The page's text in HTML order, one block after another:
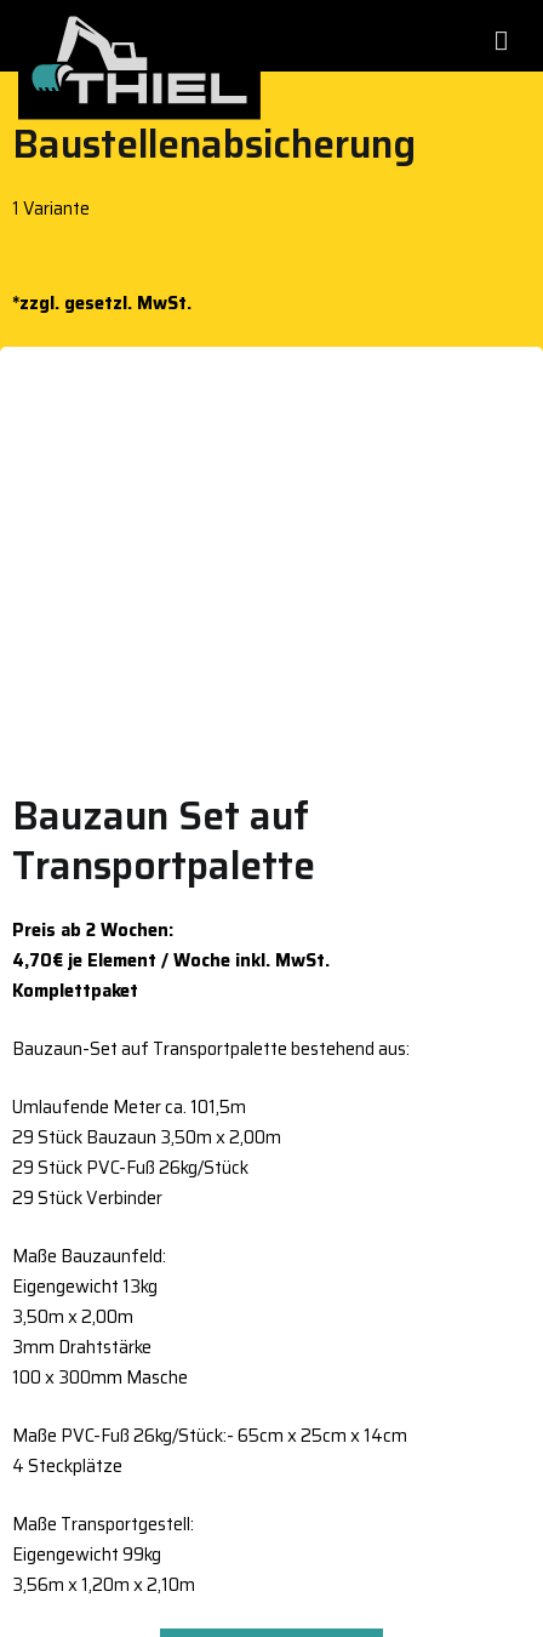
springen
THIEL Baumaschinen
Baumaschinen- und
Baustellenabsicherung
1 Variante
*zzgl. gesetzl. MwSt.
Bauzaun Set auf
Transportpalette
Preis ab 2 Wochen:
4,70€ je Element / Woche inkl. MwSt.
Komplettpaket
Bauzaun-Set auf Transportpalette bestehend aus:
Umlaufende Meter ca. 101,5m
29 Stück Bauzaun 3,50m x 2,00m
29 Stück PVC-Fuß 26kg/Stück
29 Stück Verbinder
Maße Bauzaunfeld:
Eigengewicht 13kg
3,50m x 2,00m
3mm Drahtstärke
100 x 300mm Masche
Maße PVC-Fuß 26kg/Stück:- 65cm x 25cm x 14cm
4 Steckplätze
Maße Transportgestell:
Eigengewicht 99kg
3,56m x 1,20m x 2,10m